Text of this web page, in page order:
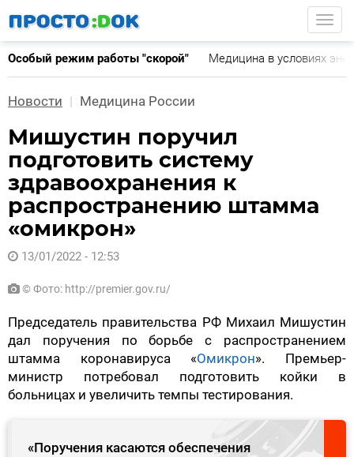
основному
содержанию
Особый режим работы "скорой" Медицина в условиях
Новости Медицина России
Мишустин поручил
подготовить систему
здравоохранения к
распространению штамма
«омикрон»
13/01/2022 - 12:53
© Фото: http://premier.gov.ru/
Председатель правительства РФ Михаил Мишустин
дал поручения по борьбе с распространением
штамма коронавируса «Омикрон». Премьер-
министр потребовал подготовить койки в
больницах и увеличить темпы тестирования.
«Поручения касаются обеспечения